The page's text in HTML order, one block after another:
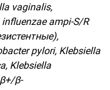
vaginalis,
ampi-S/R
),
pylori, Klebsiella
Klebsiella
β-